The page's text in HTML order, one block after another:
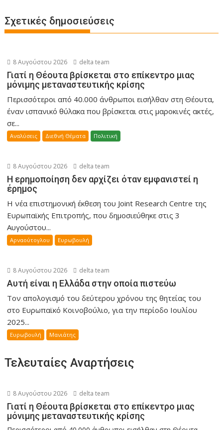
Σχετικές δημοσιεύσεις
8 Αυγούστου 2026 delta team
Γιατί η Θέουτα βρίσκεται στο επίκεντρο μιας
μόνιμης μεταναστευτικής κρίσης
Περισσότεροι από 40.000 άνθρωποι εισήλθαν στη Θέουτα,
έναν ισπανικό θύλακα που βρίσκεται στις μαροκινές ακτές,
σε...
Αναλύσεις Διεθνή Θέματα Πολιτική
8 Αυγούστου 2026 delta team
Η ερημοποίηση δεν αρχίζει όταν εμφανιστεί η
έρημος
Η νέα επιστημονική έκθεση του Joint Research Centre της
Ευρωπαϊκής Επιτροπής, που δημοσιεύθηκε στις 3
Αυγούστου...
Αρναούτογλου Ευρωβουλή
8 Αυγούστου 2026 delta team
Αυτή είναι η Ελλάδα στην οποία πιστεύω
Τον απολογισμό του δεύτερου χρόνου της θητείας του
στο Ευρωπαϊκό Κοινοβούλιο, για την περίοδο Ιουλίου
2025...
Ευρωβουλή Μανιάτης
Τελευταίες Αναρτήσεις
8 Αυγούστου 2026 delta team
Γιατί η Θέουτα βρίσκεται στο επίκεντρο μιας
μόνιμης μεταναστευτικής κρίσης